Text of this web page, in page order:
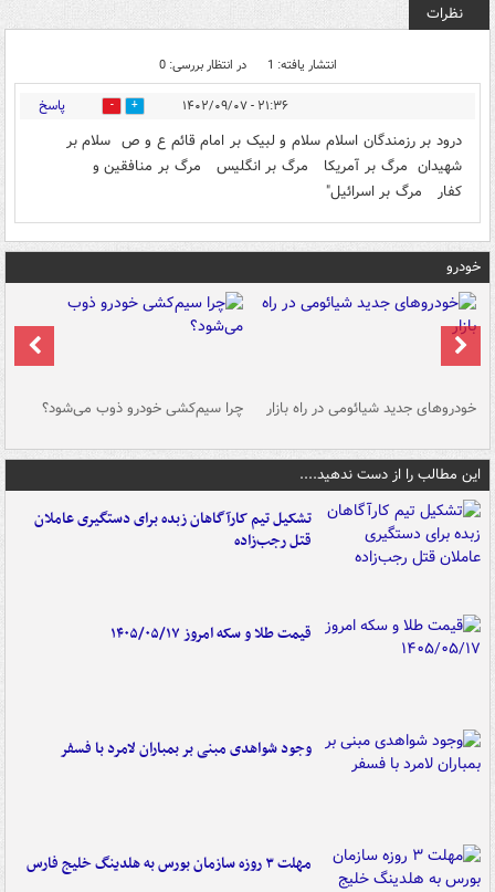
نظرات
انتشار یافته: 1 در انتظار بررسی: 0
۲۱:۳۶ - ۱۴۰۲/۰۹/۰۷ 0 پاسخ
درود بر رزمندگان اسلام سلام و لبیک بر امام قائم ع و ص سلام بر
شهيدان مرگ بر آمريكا مرگ بر انگليس مرگ بر منافقين و
كفار مرگ بر اسرائيل"
خودرو
خودروهای جدید شیائومی در راه بازار چرا سیم‌کشی خودرو ذوب می‌شود؟
این مطالب را از دست ندهید....
تشکیل تیم کارآگاهان زبده برای دستگیری عاملان
قتل رجب‌زاده
قیمت طلا و سکه امروز ۱۴۰۵/۰۵/۱۷
وجود شواهدی مبنی بر بمباران لامرد با فسفر
مهلت ۳ روزه سازمان بورس به هلدینگ خلیج فارس